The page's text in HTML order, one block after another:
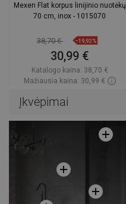
Mexen Flat korpus linijinio nuotėkų
70 cm, inox - 1015070
38,70 € −19,92%
30,99 €
Katalogo kaina: 38,70 €
Mažiausia kaina: 30,99 €
Mėgstami
Įkvėpimai